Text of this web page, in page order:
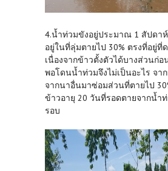
4.น้ำท่วมขังอยู่ประมาณ 1 สัปดา
อยู่ในที่ลุ่มตายไป 30% ตรงที่อยู่ที่
เนื่องจากข้าวตั้งตัวได้บางส่วนก่
พอโดนน้ำท่วมจึงไม่เป็นอะไร จา
จากนาอื่นมาซ่อมส่วนที่ตายไป
ข้าวอายุ 20 วันที่รอดตายจากน้ำ
รอบ